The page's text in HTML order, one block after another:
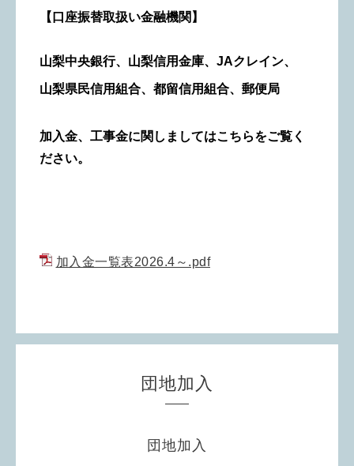
【口座振替取扱い金融機関】
山梨中央銀行、山梨信用金庫、JAクレイン、
山梨県民信用組合、都留信用組合、郵便局
加入金、工事金に関しましてはこちらをご覧く
ださい。
加入金一覧表2026.4～.pdf
団地加入
団地加入